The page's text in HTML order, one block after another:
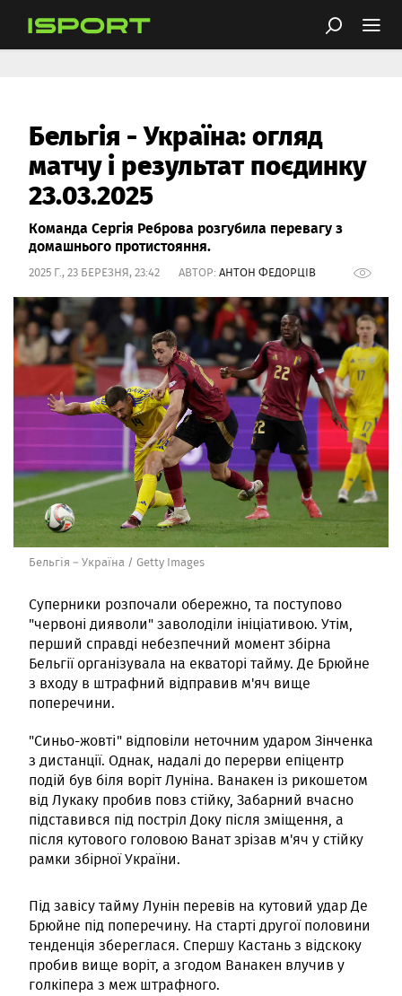
Бельгія - Україна: огляд
матчу і результат поєдинку
23.03.2025
Команда Сергія Реброва розгубила перевагу з
домашнього протистояння.
2025 Г., 23 БЕРЕЗНЯ, 23:42 АВТОР: АНТОН ФЕДОРЦІВ
Бельгія – Україна / Getty Images
Суперники розпочали обережно, та поступово
"червоні дияволи" заволоділи ініціативою. Утім,
перший справді небезпечний момент збірна
Бельгії організувала на екваторі тайму. Де Брюйне
з входу в штрафний відправив м'яч вище
поперечини.
"Синьо-жовті" відповіли неточним ударом Зінченка
з дистанції. Однак, надалі до перерви епіцентр
подій був біля воріт Луніна. Ванакен із рикошетом
від Лукаку пробив повз стійку, Забарний вчасно
підставився під постріл Доку після зміщення, а
після кутового головою Ванат зрізав м'яч у стійку
рамки збірної України.
Під завісу тайму Лунін перевів на кутовий удар Де
Брюйне під поперечину. На старті другої половини
тенденція збереглася. Спершу Кастань з відскоку
пробив вище воріт, а згодом Ванакен влучив у
голкіпера з меж штрафного.